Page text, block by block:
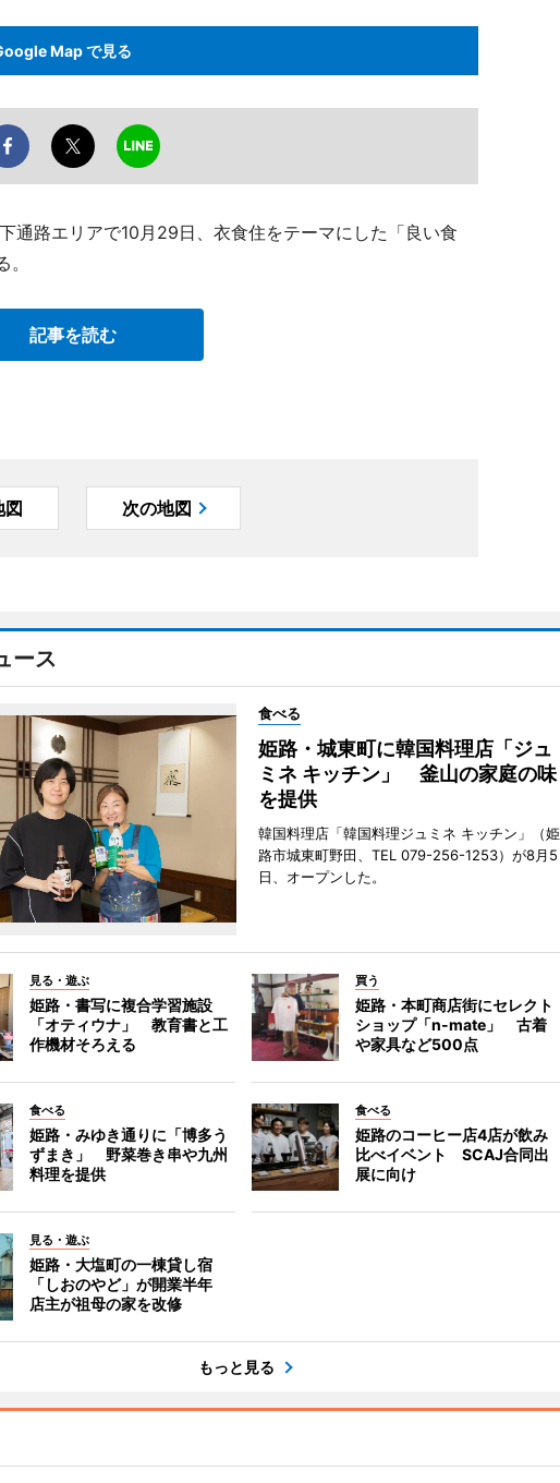
Map で見る
通路エリアで10月29日、衣食住をテーマにした「良い食
記事を読む
図 次の地図
ース
食べる
姫路・城東町に韓国料理店「ジュ
ミネ キッチン」 釜山の家庭の味
を提供
韓国料理店「韓国料理ジュミネ キッチン」（姫
路市城東町野田、TEL 079-256-1253）が8月5
日、オープンした。
見る・遊ぶ
姫路・書写に複合学習施設
「オティウナ」 教育書と工
作機材そろえる
買う
姫路・本町商店街にセレクト
ショップ「n-mate」 古着
や家具など500点
食べる
姫路・みゆき通りに「博多う
ずまき」 野菜巻き串や九州
料理を提供
食べる
姫路のコーヒー店4店が飲み
比べイベント SCAJ合同出
展に向け
見る・遊ぶ
姫路・大塩町の一棟貸し宿
「しおのやど」が開業半年
店主が祖母の家を改修
もっと見る